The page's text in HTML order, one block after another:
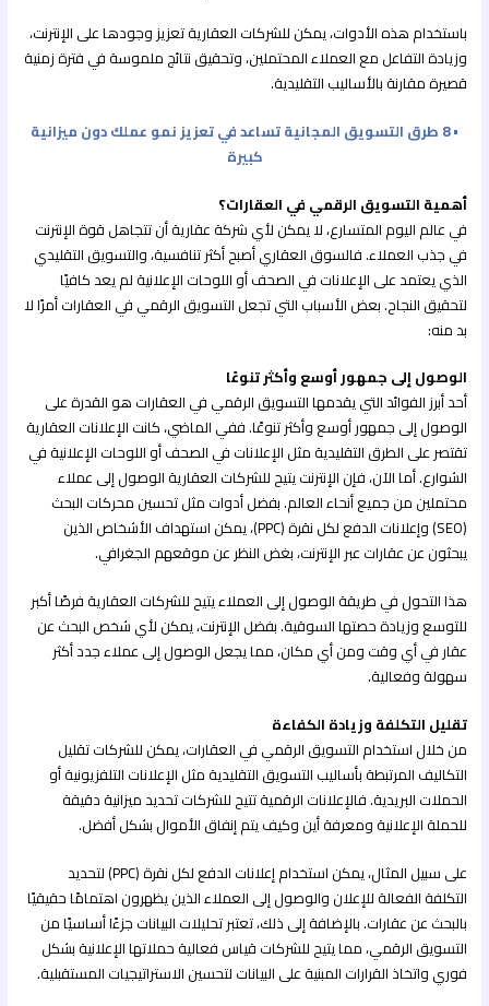
باستخدام هذه الأدوات، يمكن للشركات العقارية تعزيز وجودها على الإنترنت،
وزيادة التفاعل مع العملاء المحتملين، وتحقيق نتائج ملموسة في فترة زمنية
قصيرة مقارنة بالأساليب التقليدية.
• 8 طرق التسويق المجانية تساعد في تعزيز نمو عملك دون ميزانية
كبيرة
أهمية التسويق الرقمي في العقارات؟
في عالم اليوم المتسارع، لا يمكن لأي شركة عقارية أن تتجاهل قوة الإنترنت
في جذب العملاء. فالسوق العقاري أصبح أكثر تنافسية، والتسويق التقليدي
الذي يعتمد على الإعلانات في الصحف أو اللوحات الإعلانية لم يعد كافيًا
لتحقيق النجاح. بعض الأسباب التي تجعل التسويق الرقمي في العقارات أمرًا لا
بد منه:
الوصول إلى جمهور أوسع وأكثر تنوعًا
أحد أبرز الفوائد التي يقدمها التسويق الرقمي في العقارات هو القدرة على
الوصول إلى جمهور أوسع وأكثر تنوعًا. ففي الماضي، كانت الإعلانات العقارية
تقتصر على الطرق التقليدية مثل الإعلانات في الصحف أو اللوحات الإعلانية في
الشوارع. أما الآن، فإن الإنترنت يتيح للشركات العقارية الوصول إلى عملاء
محتملين من جميع أنحاء العالم. بفضل أدوات مثل تحسين محركات البحث
(SEO) وإعلانات الدفع لكل نقرة (PPC)، يمكن استهداف الأشخاص الذين
يبحثون عن عقارات عبر الإنترنت، بغض النظر عن موقعهم الجغرافي.
هذا التحول في طريقة الوصول إلى العملاء يتيح للشركات العقارية فرصًا أكبر
للتوسع وزيادة حصتها السوقية. بفضل الإنترنت، يمكن لأي شخص البحث عن
عقار في أي وقت ومن أي مكان، مما يجعل الوصول إلى عملاء جدد أكثر
سهولة وفعالية.
تقليل التكلفة وزيادة الكفاءة
من خلال استخدام التسويق الرقمي في العقارات، يمكن للشركات تقليل
التكاليف المرتبطة بأساليب التسويق التقليدية مثل الإعلانات التلفزيونية أو
الحملات البريدية. فالإعلانات الرقمية تتيح للشركات تحديد ميزانية دقيقة
للحملة الإعلانية ومعرفة أين وكيف يتم إنفاق الأموال بشكل أفضل.
على سبيل المثال، يمكن استخدام إعلانات الدفع لكل نقرة (PPC) لتحديد
التكلفة الفعالة للإعلان والوصول إلى العملاء الذين يظهرون اهتمامًا حقيقيًا
بالبحث عن عقارات. بالإضافة إلى ذلك، تعتبر تحليلات البيانات جزءًا أساسيًا من
التسويق الرقمي، مما يتيح للشركات قياس فعالية حملاتها الإعلانية بشكل
فوري واتخاذ القرارات المبنية على البيانات لتحسين الاستراتيجيات المستقبلية.